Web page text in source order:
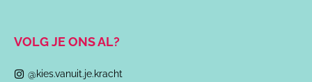
VOLG JE ONS AL?
@kies.vanuit.je.kracht